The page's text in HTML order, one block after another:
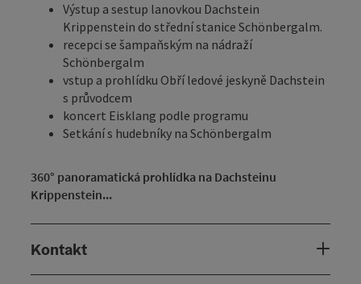
Výstup a sestup lanovkou Dachstein
Krippenstein do střední stanice Schönbergalm.
recepci se šampaňským na nádraží
Schönbergalm
vstup a prohlídku Obří ledové jeskyně Dachstein
s průvodcem
koncert Eisklang podle programu
Setkání s hudebníky na Schönbergalm
360° panoramatická prohlídka na Dachsteinu
Krippenstein...
Kontakt